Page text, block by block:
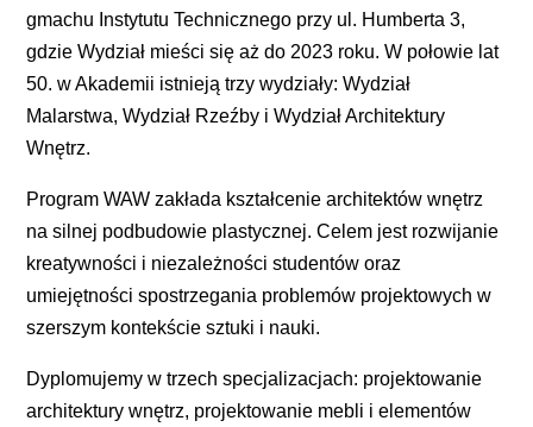
gmachu Instytutu Technicznego przy ul. Humberta 3,
gdzie Wydział mieści się aż do 2023 roku. W połowie lat
50. w Akademii istnieją trzy wydziały: Wydział
Malarstwa, Wydział Rzeźby i Wydział Architektury
Wnętrz.
Program WAW zakłada kształcenie architektów wnętrz
na silnej podbudowie plastycznej. Celem jest rozwijanie
kreatywności i niezależności studentów oraz
umiejętności spostrzegania problemów projektowych w
szerszym kontekście sztuki i nauki.
Dyplomujemy w trzech specjalizacjach: projektowanie
architektury wnętrz, projektowanie mebli i elementów